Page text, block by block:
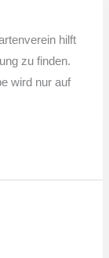
hilft
zu finden.
wird nur auf